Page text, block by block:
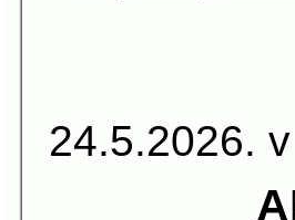
24.5.2026.